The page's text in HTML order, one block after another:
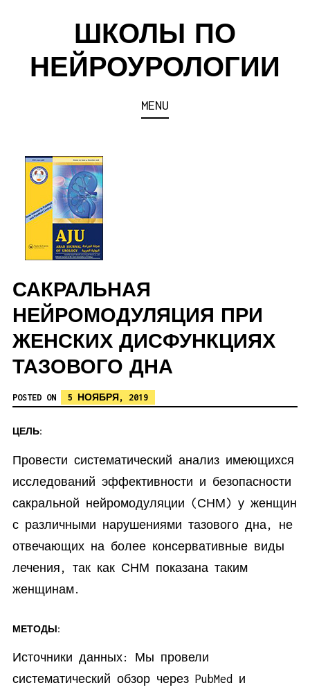
ШКОЛЫ ПО
НЕЙРОУРОЛОГИИ
MENU
САКРАЛЬНАЯ
НЕЙРОМОДУЛЯЦИЯ ПРИ
ЖЕНСКИХ ДИСФУНКЦИЯХ
ТАЗОВОГО ДНА
POSTED ON 5 НОЯБРЯ, 2019
ЦЕЛЬ:
Провести систематический анализ имеющихся
исследований эффективности и безопасности
сакральной нейромодуляции (СНМ) у женщин
с различными нарушениями тазового дна, не
отвечающих на более консервативные виды
лечения, так как СНМ показана таким
женщинам.
МЕТОДЫ:
Источники данных: Мы провели
систематический обзор через PubMed и